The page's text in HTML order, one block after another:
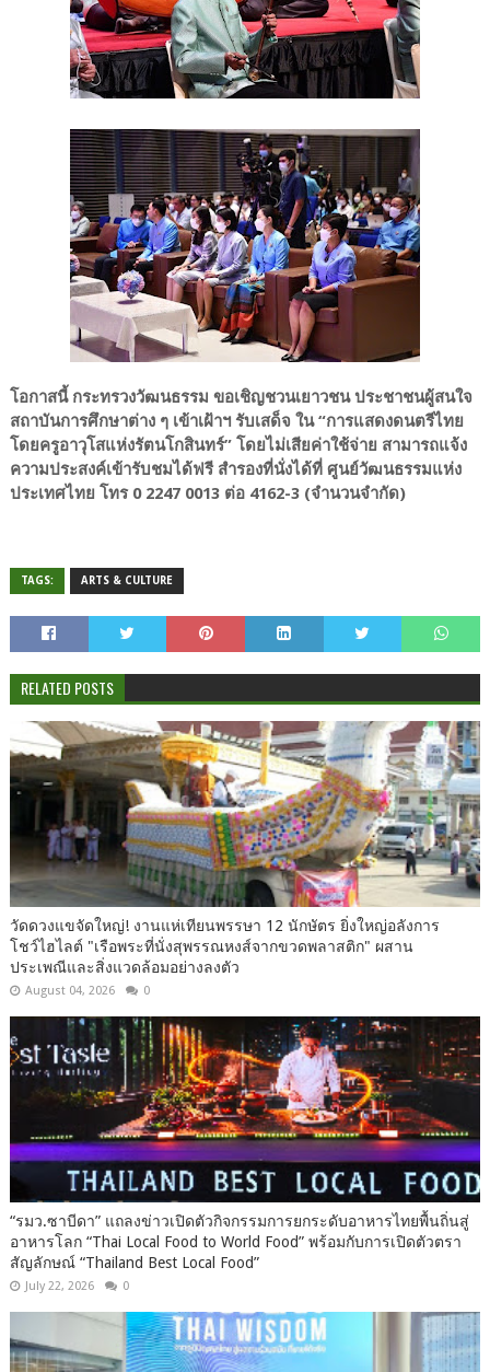
โอกาสนี้ กระทรวงวัฒนธรรม ขอเชิญชวนเยาวชน ประชาชนผู้สนใจ
สถาบันการศึกษาต่าง ๆ เข้าเฝ้าฯ รับเสด็จ ใน “การแสดงดนตรีไทย
โดยครูอาวุโสแห่งรัตนโกสินทร์” โดยไม่เสียค่าใช้จ่าย สามารถแจ้ง
ความประสงค์เข้ารับชมได้ฟรี สำรองที่นั่งได้ที่ ศูนย์วัฒนธรรมแห่ง
ประเทศไทย โทร 0 2247 0013 ต่อ 4162-3 (จำนวนจำกัด)
TAGS: ARTS & CULTURE
RELATED POSTS
วัดดวงแขจัดใหญ่! งานแห่เทียนพรรษา 12 นักษัตร ยิ่งใหญ่อลังการ
โชว์ไฮไลต์ "เรือพระที่นั่งสุพรรณหงส์จากขวดพลาสติก" ผสาน
ประเพณีและสิ่งแวดล้อมอย่างลงตัว
August 04, 2026 0
“รมว.ซาบีดา” แถลงข่าวเปิดตัวกิจกรรมการยกระดับอาหารไทยพื้นถิ่นสู่
อาหารโลก “Thai Local Food to World Food” พร้อมกับการเปิดตัวตรา
สัญลักษณ์ “Thailand Best Local Food”
July 22, 2026 0